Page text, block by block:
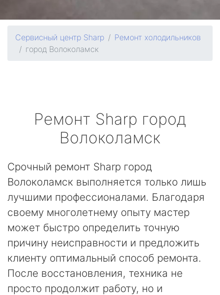
Сервисный центр Sharp
Ремонт холодильников
город Волоколамск
Ремонт Sharp город
Волоколамск
Срочный ремонт Sharp город
Волоколамск выполняется только лишь
лучшими профессионалами. Благодаря
своему многолетнему опыту мастер
может быстро определить точную
причину неисправности и предложить
клиенту оптимальный способ ремонта.
После восстановления, техника не
просто продолжит работу, но и